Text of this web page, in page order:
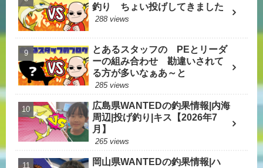
釣り ちょい投げしてきました
288 views
とあるスタッフの PEとリーダ
ーの組み合わせ 勘違いされて
る方が多いなぁあ～と
285 views
広島県WANTEDの釣果情報|内海
周辺|投げ釣り|キス【2026年7
月】
265 views
岡山県WANTEDの釣果情報|ハ